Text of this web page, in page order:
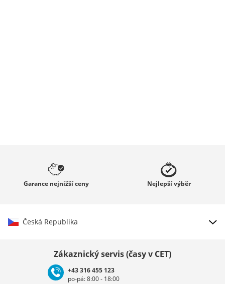
Garance nejnižší ceny Nejlepšívýběr
Česká Republika
Deutschland Österreich
Zákaznický servis (časy v CET)
+43 316 455 123
po-pá: 8:00 - 18:00